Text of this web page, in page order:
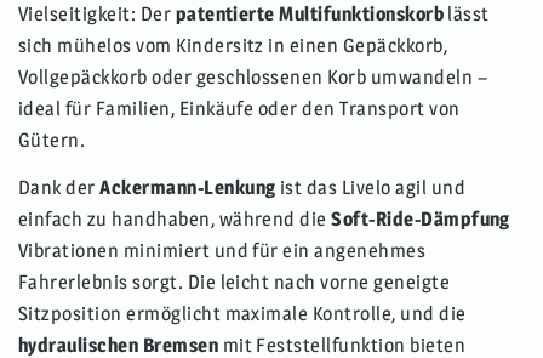
Vielseitigkeit: Der patentierte Multifunktionskorb lässt
sich mühelos vom Kindersitz in einen Gepäckkorb,
Vollgepäckkorb oder geschlossenen Korb umwandeln –
ideal für Familien, Einkäufe oder den Transport von
Gütern.
Dank derAckermann-Lenkung ist das Livelo agil und
einfach zu handhaben, während dieSoft-Ride-Dämpfung
Vibrationen minimiert und für ein angenehmes
Fahrerlebnis sorgt. Die leicht nach vorne geneigte
Sitzposition ermöglicht maximale Kontrolle, und die
hydraulischen Bremsen mit Feststellfunktion bieten